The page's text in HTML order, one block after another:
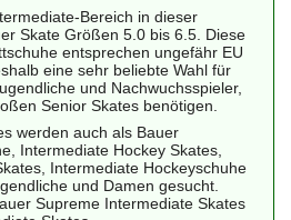
Bereich in dieser
Skate Größen 5.0 bis 6.5. Diese
entsprechen ungefähr EU
eine sehr beliebte Wahl für
und Nachwuchsspieler,
Senior Skates benötigen.
werden auch als Bauer
Intermediate Hockey Skates,
Intermediate Hockeyschuhe
und Damen gesucht.
Supreme Intermediate Skates